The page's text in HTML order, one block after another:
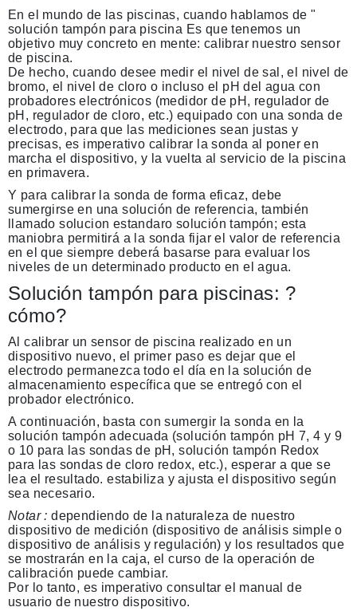
En el mundo de las piscinas, cuando hablamos de "
solución tampón para piscina Es que tenemos un
objetivo muy concreto en mente: calibrar nuestro sensor
de piscina.
De hecho, cuando desee medir el nivel de sal, el nivel de
bromo, el nivel de cloro o incluso el pH del agua con
probadores electrónicos (medidor de pH, regulador de
pH, regulador de cloro, etc.) equipado con una sonda de
electrodo, para que las mediciones sean justas y
precisas, es imperativo calibrar la sonda al poner en
marcha el dispositivo, y la vuelta al servicio de la piscina
en primavera.
Y para calibrar la sonda de forma eficaz, debe
sumergirse en una solución de referencia, también
llamadosolucion estandaro solución tampón; esta
maniobra permitirá a la sonda fijar el valor de referencia
en el que siempre deberá basarse para evaluar los
niveles de un determinado producto en el agua.
Solución tampón para piscinas: ?
cómo?
Al calibrar un sensor de piscina realizado en un
dispositivo nuevo, el primer paso es dejar que el
electrodo permanezca todo el día en la solución de
almacenamiento específica que se entregó con el
probador electrónico.
A continuación, basta con sumergir la sonda en la
solución tampón adecuada (solución tampón pH 7, 4 y 9
o 10 para las sondas de pH, solución tampón Redox
para las sondas de cloro redox, etc.), esperar a que se
lea el resultado. estabiliza y ajusta el dispositivo según
sea necesario.
Notar : dependiendo de la naturaleza de nuestro
dispositivo de medición (dispositivo de análisis simple o
dispositivo de análisis y regulación) y los resultados que
se mostrarán en la caja, el curso de la operación de
calibración puede cambiar.
Por lo tanto, es imperativo consultar el manual de
usuario de nuestro dispositivo.